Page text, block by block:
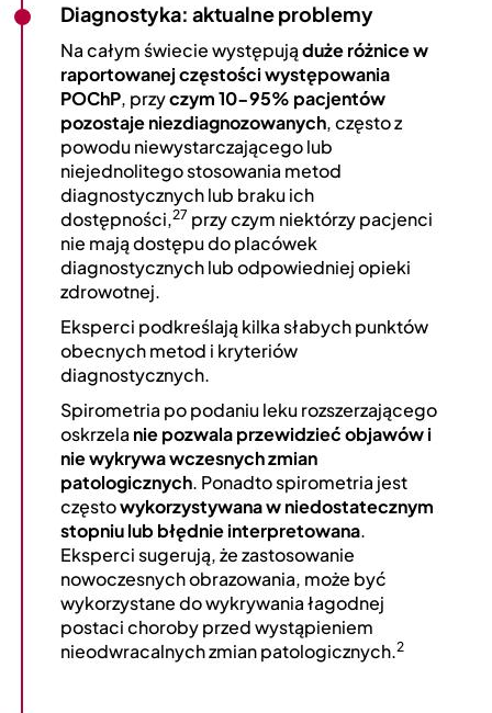
Diagnostyka: aktualne problemy
Na całym świecie występująduże różnice w
raportowanej częstości występowania
POChP, przyczym 10-95% pacjentów
pozostaje niezdiagnozowanych, często z
powodu niewystarczającego lub
niejednolitego stosowania metod
diagnostycznych lub braku ich
dostępności,27 przy czym niektórzy pacjenci
nie mają dostępu do placówek
diagnostycznych lub odpowiedniej opieki
zdrowotnej.
Eksperci podkreślają kilka słabych punktów
obecnych metod i kryteriów
diagnostycznych.
Spirometria po podaniu leku rozszerzającego
oskrzela nie pozwala przewidzieć objawów i
nie wykrywa wczesnych zmian
patologicznych. Ponadto spirometria jest
częstowykorzystywana w niedostatecznym
stopniu lub błędnie interpretowana.
Eksperci sugerują, że zastosowanie
nowoczesnych obrazowania, może być
wykorzystane do wykrywania łagodnej
postaci choroby przed wystąpieniem
nieodwracalnych zmian patologicznych.2